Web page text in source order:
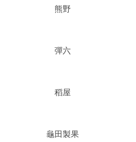
熊野
彈六
稻屋
龜田製果